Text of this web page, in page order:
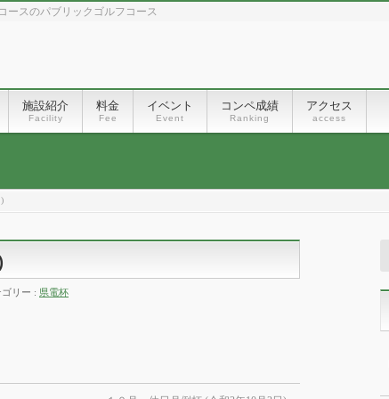
ースのパブリックゴルフコース
施設紹介
Facility
料金
Fee
イベント
Event
コンペ成績
Ranking
アクセス
access
ゴリー : 県電杯